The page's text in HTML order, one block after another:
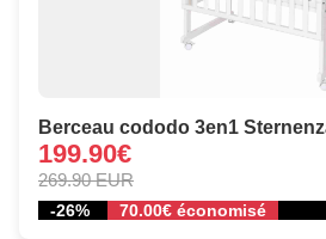
Berceau cododo 3en1
199.90€
269.90 EUR
-26% 70.00€ économisé